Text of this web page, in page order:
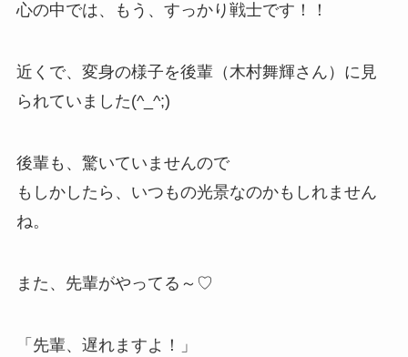
心の中では、もう、すっかり戦士です！！
近くで、変身の様子を後輩（木村舞輝さん）に見
られていました(^_^;)
後輩も、驚いていませんので
もしかしたら、いつもの光景なのかもしれません
ね。
また、先輩がやってる～♡
「先輩、遅れますよ！」